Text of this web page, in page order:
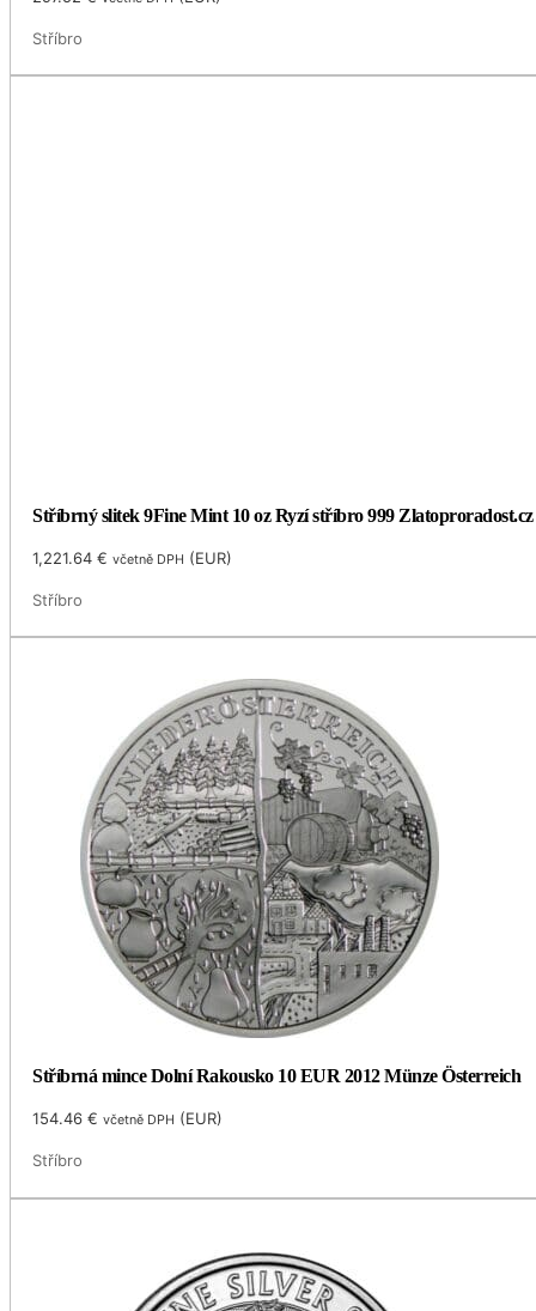
Stříbro
Stříbrný slitek 9Fine Mint 10 oz Ryzí stříbro 999 Zlatoproradost.cz
1,221.64€ včetně DPH (EUR)
Stříbro
Stříbrná mince Dolní Rakousko 10 EUR 2012 Münze Österreich
154.46€ včetně DPH (EUR)
Stříbro